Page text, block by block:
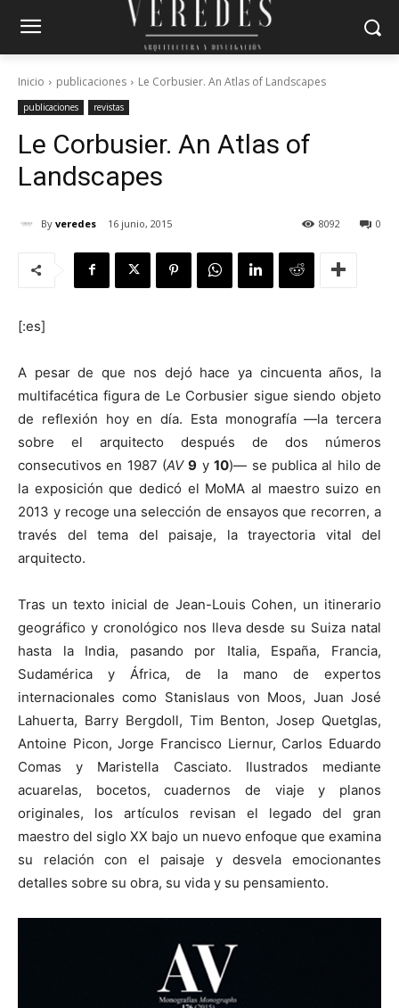
Inicio publicaciones Le Corbusier. An Atlas of Landscapes
publicaciones revistas
Le Corbusier. An Atlas of
Landscapes
By veredes 16 junio, 2015 0
8092
[:es]
A pesar de que nos dejó hace ya cincuenta años, la
multifacética figura de Le Corbusier sigue siendo objeto
de reflexión hoy en día. Esta monografía —la tercera
sobre el arquitecto después de dos números
consecutivos en 1987 (AV9 y10)— se publica al hilo de
la exposición que dedicó el MoMA al maestro suizo en
2013 y recoge una selección de ensayos que recorren, a
través del tema del paisaje, la trayectoria vital del
arquitecto.
Tras un texto inicial de Jean-Louis Cohen, un itinerario
geográfico y cronológico nos lleva desde su Suiza natal
hasta la India, pasando por Italia, España, Francia,
Sudamérica y África, de la mano de expertos
internacionales como Stanislaus von Moos, Juan José
Lahuerta, Barry Bergdoll, Tim Benton, Josep Quetglas,
Antoine Picon, Jorge Francisco Liernur, Carlos Eduardo
Comas y Maristella Casciato. Ilustrados mediante
acuarelas, bocetos, cuadernos de viaje y planos
originales, los artículos revisan el legado del gran
maestro del siglo XX bajo un nuevo enfoque que examina
su relación con el paisaje y desvela emocionantes
detalles sobre su obra, su vida y su pensamiento.